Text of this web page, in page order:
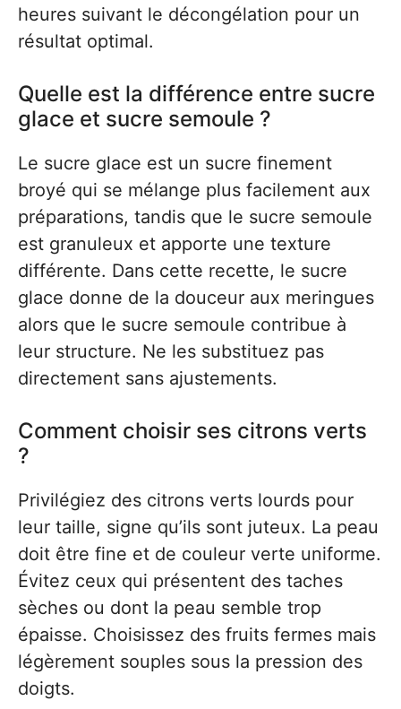
heures suivant le décongélation pour un
résultat optimal.
Quelle est la différence entre sucre
glace et sucre semoule ?
Le sucre glace est un sucre finement
broyé qui se mélange plus facilement aux
préparations, tandis que le sucre semoule
est granuleux et apporte une texture
différente. Dans cette recette, le sucre
glace donne de la douceur aux meringues
alors que le sucre semoule contribue à
leur structure. Ne les substituez pas
directement sans ajustements.
Comment choisir ses citrons verts
?
Privilégiez des citrons verts lourds pour
leur taille, signe qu’ils sont juteux. La peau
doit être fine et de couleur verte uniforme.
Évitez ceux qui présentent des taches
sèches ou dont la peau semble trop
épaisse. Choisissez des fruits fermes mais
légèrement souples sous la pression des
doigts.